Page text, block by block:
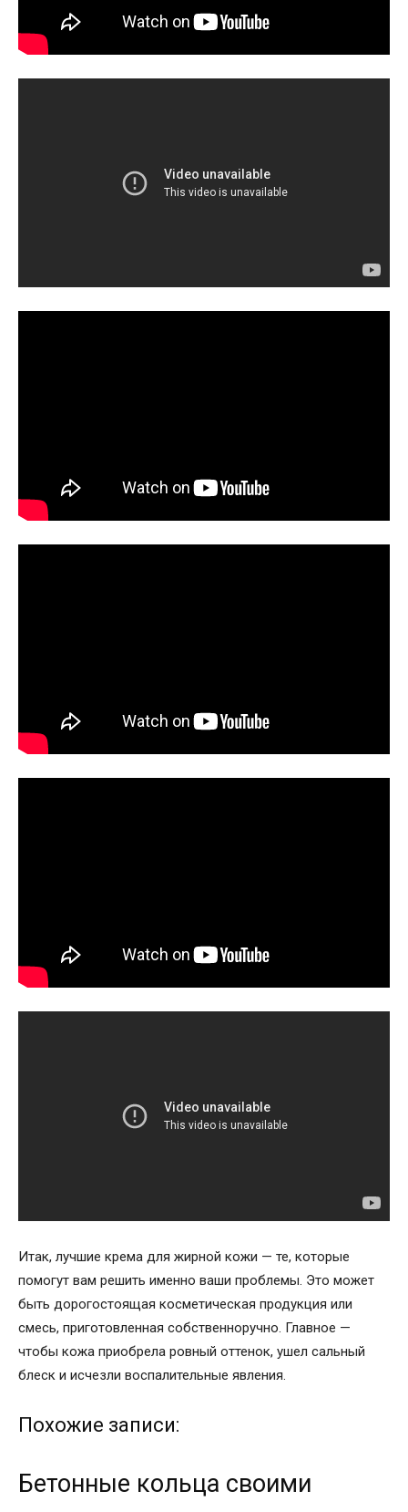
Итак, лучшие крема для жирной кожи — те, которые
помогут вам решить именно ваши проблемы. Это может
быть дорогостоящая косметическая продукция или
смесь, приготовленная собственноручно. Главное —
чтобы кожа приобрела ровный оттенок, ушел сальный
блеск и исчезли воспалительные явления.
Похожие записи:
Бетонные кольца своими